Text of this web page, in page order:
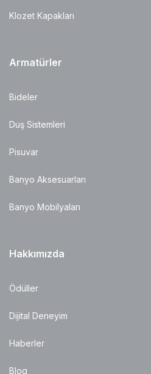
Klozet Kapakları
Armatürler
Bideler
Duş Sistemleri
Pisuvar
Banyo Aksesuarları
Banyo Mobilyaları
Hakkımızda
Ödüller
Dijital Deneyim
Haberler
Blog